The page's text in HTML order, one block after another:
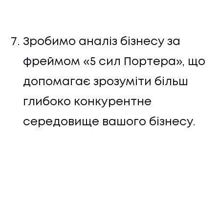
Зробимо аналіз бізнесу за
фреймом «5 сил Портера», що
допомагає зрозуміти більш
глибоко конкурентне
середовище вашого бізнесу.